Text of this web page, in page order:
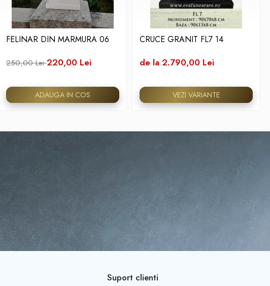
FELINAR DIN MARMURA 06
250,00 Lei220,00 Lei
ADAUGA IN COS
CRUCE GRANIT FL7 14
de la 2.790,00 Lei
VEZI VARIANTE
Suport clienti